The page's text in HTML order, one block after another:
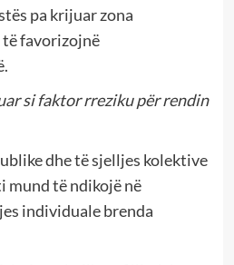
pa krijuar zona
favorizojnë
si faktor rreziku për rendin
dhe të sjelljes kolektive
mund të ndikojë në
individuale brenda